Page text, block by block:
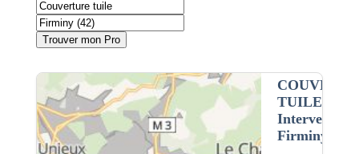
Trouver mon Pro
TUILE
Intervention
Firminy (42)